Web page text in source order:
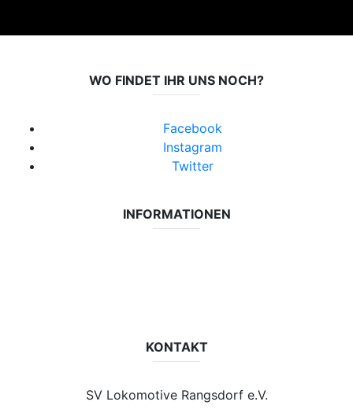
WO FINDET IHR UNS NOCH?
Facebook
Instagram
Twitter
INFORMATIONEN
KONTAKT
SV Lokomotive Rangsdorf e.V.